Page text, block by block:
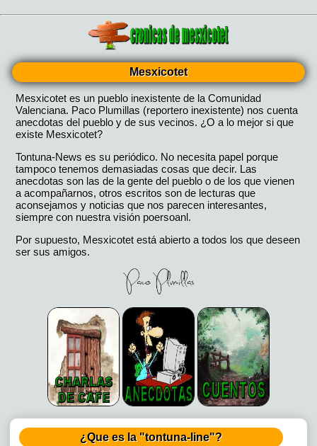
Mesxicotet
Mesxicotet es un pueblo inexistente de la Comunidad
Valenciana. Paco Plumillas (reportero inexistente) nos cuenta
anecdotas del pueblo y de sus vecinos. ¿O a lo mejor si que
existe Mesxicotet?
Tontuna-News es su periódico. No necesita papel porque
tampoco tenemos demasiadas cosas que decir. Las
anecdotas son las de la gente del pueblo o de los que vienen
a acompañarnos, otros escritos son de lecturas que
aconsejamos y noticias que nos parecen interesantes,
siempre con nuestra visión poersoanl.
Por supuesto, Mesxicotet está abierto a todos los que deseen
ser sus amigos.
¿Que es la "tontuna-line"?